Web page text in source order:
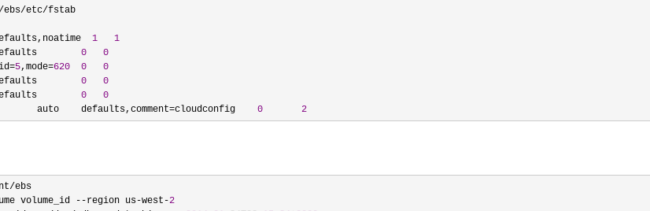
ebs/etc/fstab
1
1
defaults 0
0
5,mode=620 0
0
defaults 0
0
defaults 0
0
auto    defaults,comment=cloudconfig 0 2
ebs
volume_id --region us-west-2